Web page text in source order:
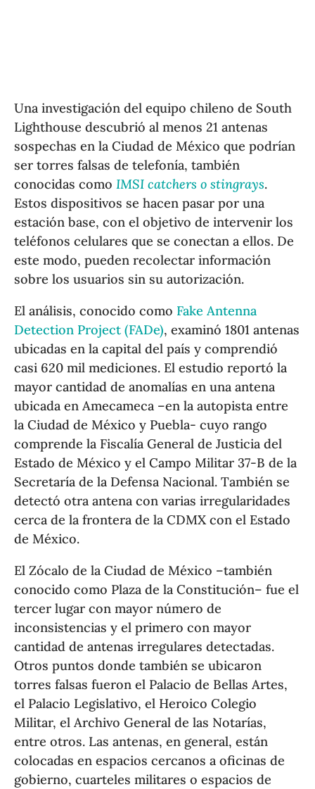
Una investigación del equipo chileno de South
Lighthouse descubrió al menos 21 antenas
sospechas en la Ciudad de México que podrían
ser torres falsas de telefonía, también
conocidas como IMSI catchers o stingrays.
Estos dispositivos se hacen pasar por una
estación base, con el objetivo de intervenir los
teléfonos celulares que se conectan a ellos. De
este modo, pueden recolectar información
sobre los usuarios sin su autorización.
El análisis, conocido como Fake Antenna
Detection Project (FADe), examinó 1801 antenas
ubicadas en la capital del país y comprendió
casi 620 mil mediciones. El estudio reportó la
mayor cantidad de anomalías en una antena
ubicada en Amecameca –en la autopista entre
la Ciudad de México y Puebla- cuyo rango
comprende la Fiscalía General de Justicia del
Estado de México y el Campo Militar 37-B de la
Secretaría de la Defensa Nacional. También se
detectó otra antena con varias irregularidades
cerca de la frontera de la CDMX con el Estado
de México.
El Zócalo de la Ciudad de México –también
conocido como Plaza de la Constitución– fue el
tercer lugar con mayor número de
inconsistencias y el primero con mayor
cantidad de antenas irregulares detectadas.
Otros puntos donde también se ubicaron
torres falsas fueron el Palacio de Bellas Artes,
el Palacio Legislativo, el Heroico Colegio
Militar, el Archivo General de las Notarías,
entre otros. Las antenas, en general, están
colocadas en espacios cercanos a oficinas de
gobierno, cuarteles militares o espacios de